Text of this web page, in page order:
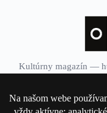
Kultúrny magazín —
Divadlo